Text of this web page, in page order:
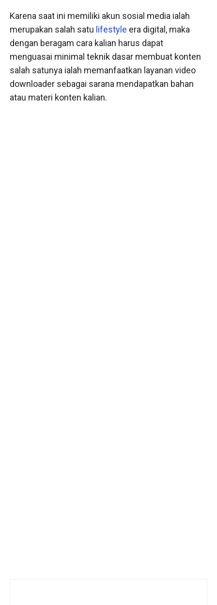
Karena saat ini memiliki akun sosial media ialah
merupakan salah satu lifestyle era digital, maka
dengan beragam cara kalian harus dapat
menguasai minimal teknik dasar membuat konten
salah satunya ialah memanfaatkan layanan video
downloader sebagai sarana mendapatkan bahan
atau materi konten kalian.